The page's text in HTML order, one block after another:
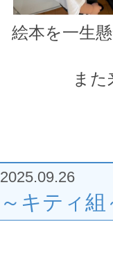
絵本を一生
ま
2025.09.26
～キティ組